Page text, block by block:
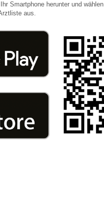
Smartphone herunter und
aus.